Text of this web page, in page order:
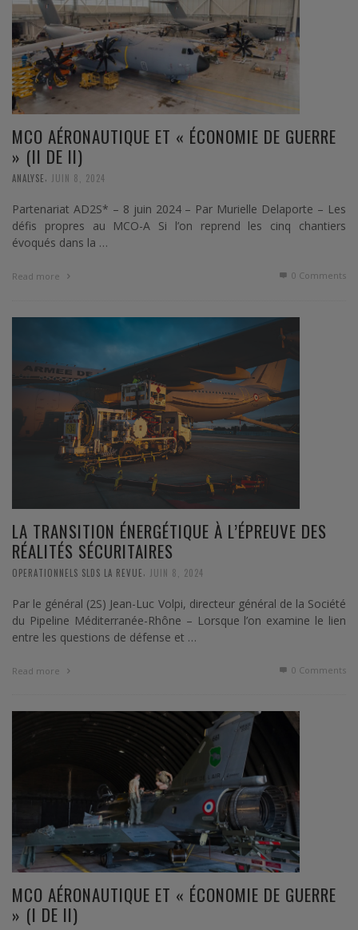
MCO AÉRONAUTIQUE ET « ÉCONOMIE DE GUERRE
» (II DE II)
ANALYSE JUIN 8, 2024
Partenariat AD2S* – 8 juin 2024 – Par Murielle Delaporte – Les
défis propres au MCO-A Si l’on reprend les cinq chantiers
évoqués dans la …
Read more 0 Comments
LA TRANSITION ÉNERGÉTIQUE À L’ÉPREUVE DES
RÉALITÉS SÉCURITAIRES
OPERATIONNELS SLDS LA REVUE JUIN 8, 2024
Par le général (2S) Jean-Luc Volpi, directeur général de la Société
du Pipeline Méditerranée-Rhône – Lorsque l’on examine le lien
entre les questions de défense et …
Read more 0 Comments
MCO AÉRONAUTIQUE ET « ÉCONOMIE DE GUERRE
» (I DE II)